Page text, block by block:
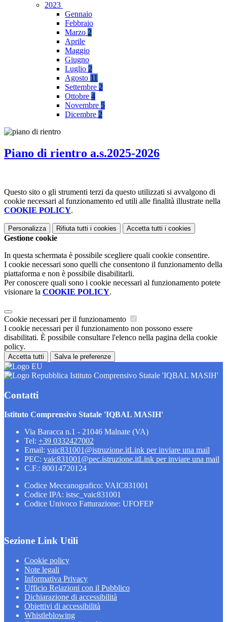
2023
Gennaio
Febbraio
Marzo 2
Aprile
Maggio
Giugno
Luglio 2
Agosto 11
Settembre 2
Ottobre 4
Novembre 5
Dicembre 2
Piano di rientro a.s.2025-2026
Questo sito o gli strumenti terzi da questo utilizzati si avvalgono di
cookie necessari al funzionamento ed utili alle finalità illustrate nella
COOKIE POLICY.
Personalizza Rifiuta tutti i cookies Accetta tutti i cookies
Gestione cookie
In questa schermata è possibile scegliere quali cookie consentire.
I cookie necessari sono quelli che consentono il funzionamento della
piattaforma e non è possibile disabilitarli.
Per conoscere quali sono i cookie necessari al funzionamento potete
visionare la COOKIE POLICY.
Cookie necessari per il funzionamento
I cookie necessari per il funzionamento non possono essere
disabilitati. È possibile consultare l'elenco nella pagina della cookie
policy.
Accetta tutti Salva le preferenze
Istituto Comprensivo Statale 'IQBAL MASIH'
Contatti
Istituto Comprensivo Statale 'IQBAL MASIH'
Via Baracca n.1 - 21046 Malnate (VA)
Tel: +39 0332427002
Email: vaic831001@istruzione.itLink per inviare una mail
PEC: vaic831001@pec.istruzione.itLink per inviare una mail
C.F.: 80014720124
Codice Meccanografico: VAIC831001
Codice IPA: istsc_vaic831001
Codice Univoco Fatturazione: UFOFEP
Sezione Link Utili
Cookie policy
Note legali
Informativa Privacy
Ufficio Relazioni con il Pubblico
Dichiarazione di accessibilità
Obiettivi di accessibilità
Whistleblowing